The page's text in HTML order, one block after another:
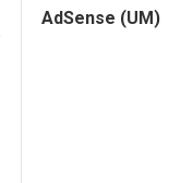
AdSense (UM)